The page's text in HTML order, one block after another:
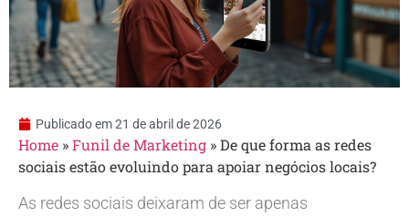
Publicado em21 de abril de 2026
Home »Funil de Marketing »De que forma as redes
sociais estão evoluindo para apoiar negócios locais?
As redes sociais deixaram de ser apenas